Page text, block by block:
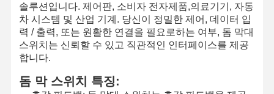
솔루션입니다. 제어판, 소비자 전자제품,의료기기, 자동
차 시스템 및 산업 기계. 당신이 정밀한 제어, 데이터 입
력 / 출력, 또는 원활한 연결을 필요로하는 여부, 돔 막대
스위치는 신뢰할 수 있고 직관적인 인터페이스를 제공
합니다.
돔 막 스위치 특징: